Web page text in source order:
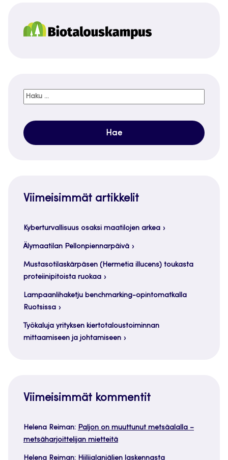
Haku:
Viimeisimmät artikkelit
Kyberturvallisuus osaksi maatilojen arkea
Älymaatilan Pellonpiennarpäivä
Mustasotilaskärpäsen (Hermetia illucens) toukasta
proteiinipitoista ruokaa
Lampaanlihaketju benchmarking-opintomatkalla
Ruotsissa
Työkaluja yrityksen kiertotaloustoiminnan
mittaamiseen ja johtamiseen
Viimeisimmät kommentit
Helena Reiman: Paljon on muuttunut metsäalalla –
metsäharjoittelijan mietteitä
Helena Reiman: Hiilijalanjäljen laskennasta